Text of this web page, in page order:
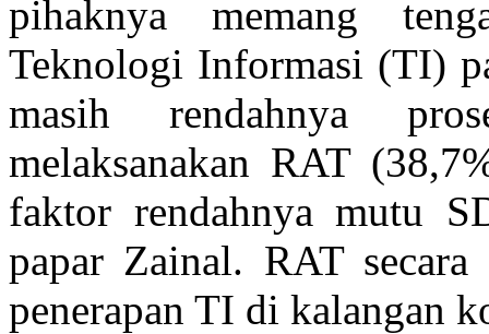
pihaknya memang
Teknologi Informasi (TI)
masih rendahnya
melaksanakan RAT
faktor rendahnya mutu
papar Zainal. RAT
penerapan TI di kalangan